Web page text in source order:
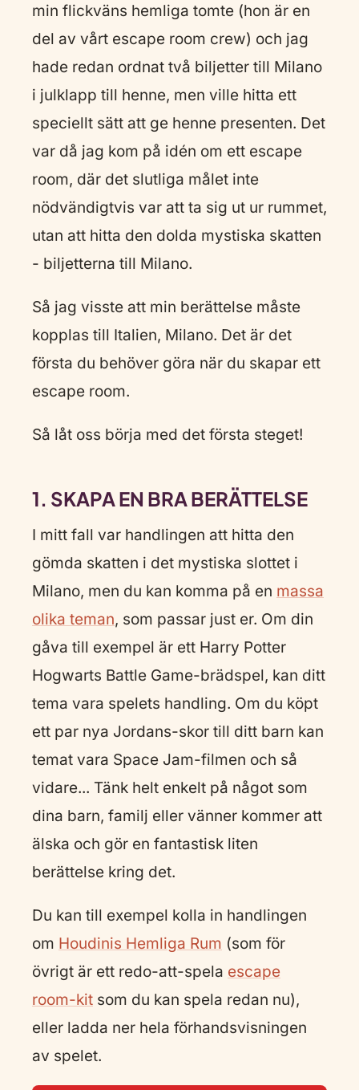
min flickväns hemliga tomte (hon är en
del av vårt escape room crew) och jag
hade redan ordnat två biljetter till Milano
i julklapp till henne, men ville hitta ett
speciellt sätt att ge henne presenten. Det
var då jag kom på idén om ett escape
room, där det slutliga målet inte
nödvändigtvis var att ta sig ut ur rummet,
utan att hitta den dolda mystiska skatten
- biljetterna till Milano.
Så jag visste att min berättelse måste
kopplas till Italien, Milano. Det är det
första du behöver göra när du skapar ett
escape room.
Så låt oss börja med det första steget!
1. SKAPA EN BRA BERÄTTELSE
I mitt fall var handlingen att hitta den
gömda skatten i det mystiska slottet i
Milano, men du kan komma på en massa
olika teman, som passar just er. Om din
gåva till exempel är ett Harry Potter
Hogwarts Battle Game-brädspel, kan ditt
tema vara spelets handling. Om du köpt
ett par nya Jordans-skor till ditt barn kan
temat vara Space Jam-filmen och så
vidare... Tänk helt enkelt på något som
dina barn, familj eller vänner kommer att
älska och gör en fantastisk liten
berättelse kring det.
Du kan till exempel kolla in handlingen
om Houdinis Hemliga Rum (som för
övrigt är ett redo-att-spela escape
room-kit som du kan spela redan nu),
eller ladda ner hela förhandsvisningen
av spelet.